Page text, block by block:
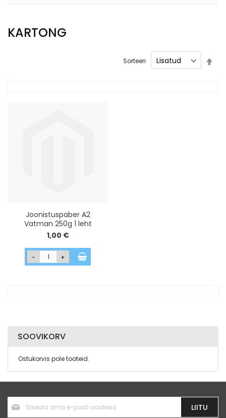
KARTONG
Sorteeri
Joonistuspaber A2
Vatman 250g 1 leht
1,00 €
- +
SOOVIKORV
Ostukorvis pole tooteid.
uudiskirjaga:
LIITU